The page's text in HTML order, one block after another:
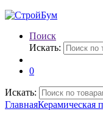
Поиск
Искать:
0
Искать:
ГлавнаяКерамическая